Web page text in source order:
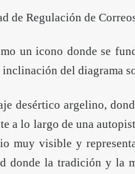
de Regulación de
un icono donde se
del diagrama
desértico argelino,
a lo largo de una
muy visible y
donde la tradición y la